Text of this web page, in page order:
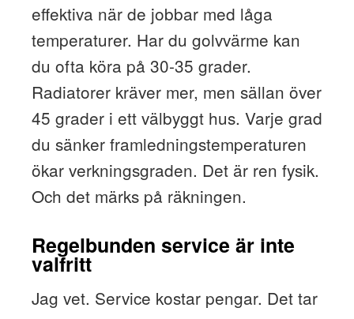
effektiva när de jobbar med låga
temperaturer. Har du golvvärme kan
du ofta köra på 30-35 grader.
Radiatorer kräver mer, men sällan över
45 grader i ett välbyggt hus. Varje grad
du sänker framledningstemperaturen
ökar verkningsgraden. Det är ren fysik.
Och det märks på räkningen.
Regelbunden service är inte
valfritt
Jag vet. Service kostar pengar. Det tar